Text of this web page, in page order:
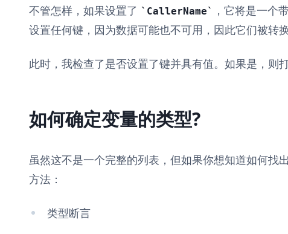
不管怎样，如果设置了 CallerName
，它将是一个
设置任何键，因为数据可能也不可用，因此它们被转换
此时，我检查了是否设置了键并具有值。如果是，则打
如何确定变量的类型?
虽然这不是一个完整的列表，但如果你想知道如何找
方法：
类型断言